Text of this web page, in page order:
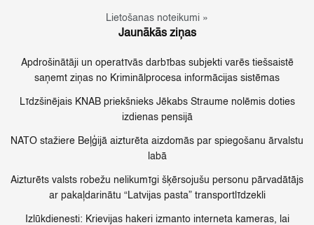
Lietošanas noteikumi »
Jaunākās ziņas
Apdrošinātāji un operatīvās darbības subjekti varēs tiešsaistē
saņemt ziņas no Kriminālprocesa informācijas sistēmas
Līdzšinējais KNAB priekšnieks Jēkabs Straume nolēmis doties
izdienas pensijā
NATO stažiere Beļģijā aizturēta aizdomās par spiegošanu ārvalstu
labā
Aizturēts valsts robežu nelikumīgi šķērsojušu personu pārvadātājs
ar pakaļdarinātu “Latvijas pasta” transportlīdzekli
Izlūkdienesti: Krievijas hakeri izmanto interneta kameras, lai